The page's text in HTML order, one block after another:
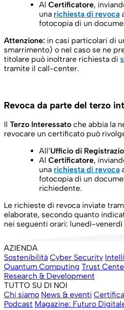
Al Certificatore,
una richiesta di revoca
fotocopia di un
Attenzione: in casi particolari di
smarrimento) o nel caso se ne
titolare può inoltrare richiesta di
tramite il call-center.
Revoca da parte del terzo
Il Terzo Interessato che abbia la
revocare un certificato può
All’Ufficio di
Al Certificatore,
una richiesta di revoca
fotocopia di un
richiedente.
Le richieste di revoca inviate
elaborate, secondo quanto
nei seguenti orari: lunedì-venerdì
AZIENDA
Sostenibilità Cyber Security
Quantum Computing Trust
Research & Development
TUTTO SU DI NOI
Chi siamo News & eventi
Podcast Magazine: Futuro